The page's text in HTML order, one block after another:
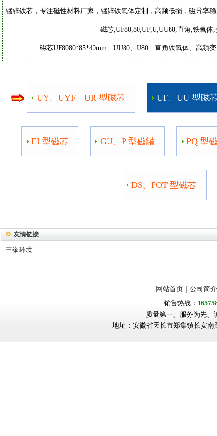
磁芯,UF80,80,UF,U,UU80,直角,铁氧体
磁芯UF8080*85*40mm、UU80、U80、直角铁氧体、高频
UY、UYF、UR 型磁芯 UF、UU 型磁
EI 型磁芯 GU、P 型磁罐 PQ 型
DS、POT 型磁芯
友情链接
三缘环境
网站首页
公司简介
销售热线：
质量第一、服务为先
地址：安徽省天长市郑集镇长安